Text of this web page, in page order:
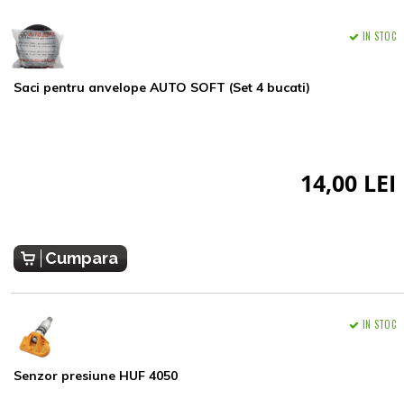
Saci pentru anvelope AUTO SOFT (Set 4 bucati)
IN STOC
14,00 LEI
Cumpara
Senzor presiune HUF 4050
IN STOC